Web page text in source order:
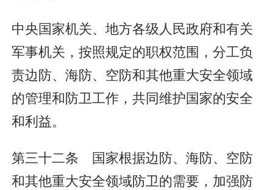
中央国家机关、地方各级人民政府和有关
军事机关，按照规定的职权范围，分工负
责边防、海防、空防和其他重大安全领域
的管理和防卫工作，共同维护国家的安全
和利益。
第三十二条 国家根据边防、海防、空防
和其他重大安全领域防卫的需要，加强防